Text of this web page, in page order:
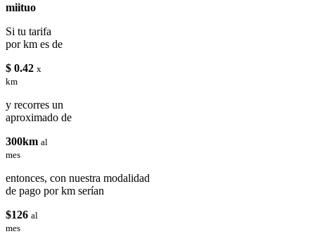
miituo
Si tu tarifa
por km es de
$ 0.42 x
km
y recorres un
aproximado de
300km al
mes
entonces, con nuestra modalidad
de pago por km serían
$126 al
mes